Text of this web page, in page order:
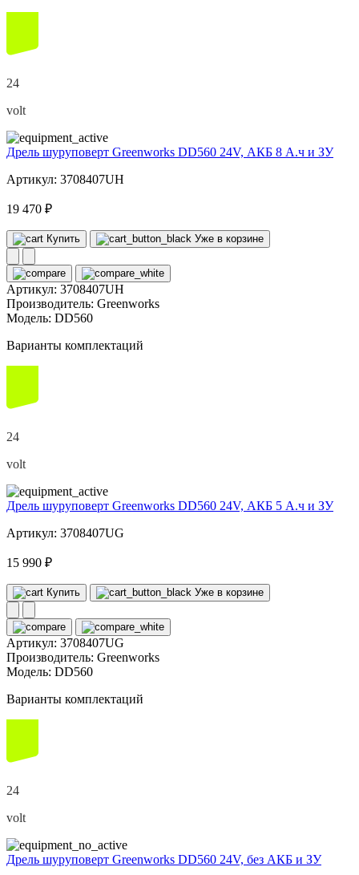
24
volt
Дрель шуруповерт Greenworks DD560 24V, АКБ 8 А.ч и ЗУ
Артикул: 3708407UH
19 470 ₽
Купить Уже в корзине
Артикул: 3708407UH
Производитель: Greenworks
Модель: DD560
Варианты комплектаций
24
volt
Дрель шуруповерт Greenworks DD560 24V, АКБ 5 А.ч и ЗУ
Артикул: 3708407UG
15 990 ₽
Купить Уже в корзине
Артикул: 3708407UG
Производитель: Greenworks
Модель: DD560
Варианты комплектаций
24
volt
Дрель шуруповерт Greenworks DD560 24V, без АКБ и ЗУ